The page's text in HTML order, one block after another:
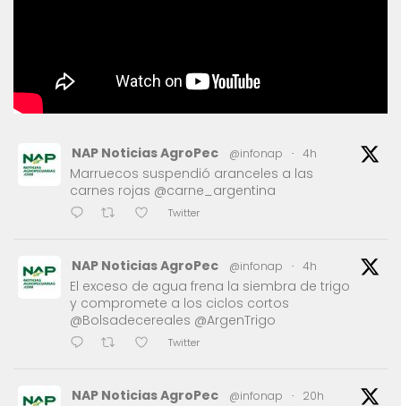
NAP Noticias AgroPec @infonap · 4h
Marruecos suspendió aranceles a las
carnes rojas @carne_argentina
Twitter
NAP Noticias AgroPec @infonap · 4h
El exceso de agua frena la siembra de trigo
y compromete a los ciclos cortos
@Bolsadecereales @ArgenTrigo
Twitter
NAP Noticias AgroPec @infonap · 20h